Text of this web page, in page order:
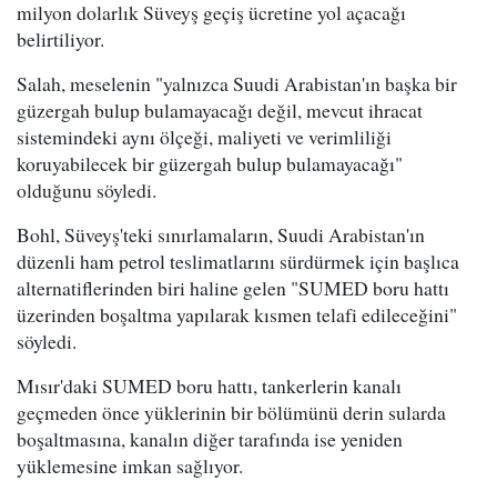
milyon dolarlık Süveyş geçiş ücretine yol açacağı
belirtiliyor.
Salah, meselenin "yalnızca Suudi Arabistan'ın başka bir
güzergah bulup bulamayacağı değil, mevcut ihracat
sistemindeki aynı ölçeği, maliyeti ve verimliliği
koruyabilecek bir güzergah bulup bulamayacağı"
olduğunu söyledi.
Bohl, Süveyş'teki sınırlamaların, Suudi Arabistan'ın
düzenli ham petrol teslimatlarını sürdürmek için başlıca
alternatiflerinden biri haline gelen "SUMED boru hattı
üzerinden boşaltma yapılarak kısmen telafi edileceğini"
söyledi.
Mısır'daki SUMED boru hattı, tankerlerin kanalı
geçmeden önce yüklerinin bir bölümünü derin sularda
boşaltmasına, kanalın diğer tarafında ise yeniden
yüklemesine imkan sağlıyor.